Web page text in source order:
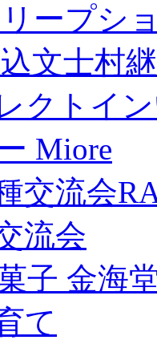
ープシ
文士村
クトイ
Miore
交流会
流会
子 金海
て